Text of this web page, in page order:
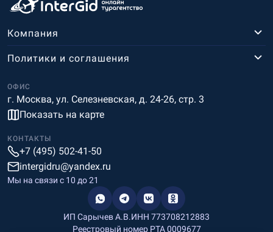
Компания
ОФИС
г. Москва, ул. Селезневская, д. 24-26, стр. 3
Показать на карте
Политики и соглашения
КОНТАКТЫ
+7 (495) 502-41-50
intergidru@yandex.ru
Мы на связи c 10 до 21
ИП Сарычев А.В.ИНН 773708212883
Реестровый номер РТА 0009677